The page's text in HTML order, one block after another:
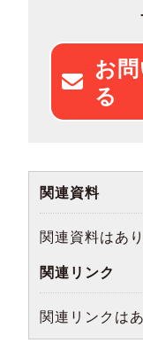
お
る
関連資料
関連資料はあ
関連リンク
関連リンクは